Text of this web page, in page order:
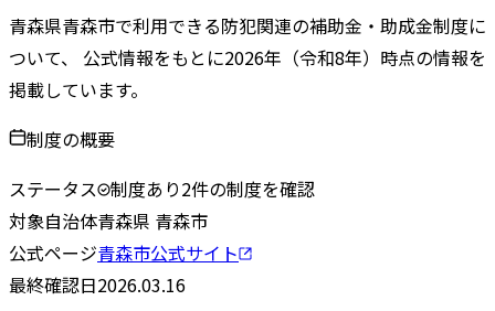
青森県青森市で利用できる防犯関連の補助金・助成金制度に
ついて、 公式情報をもとに2026年（令和8年）時点の情報を
掲載しています。
制度の概要
ステータス 制度あり2件の制度を確認
対象自治体青森県 青森市
公式ページ青森市公式サイト
最終確認日2026.03.16